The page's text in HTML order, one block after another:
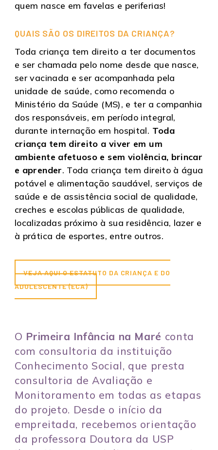
quem nasce em favelas e periferias!
QUAIS SÃO OS DIREITOS DA CRIANÇA?
Toda criança tem direito a ter documentos
e ser chamada pelo nome desde que nasce,
ser vacinada e ser acompanhada pela
unidade de saúde, como recomenda o
Ministério da Saúde (MS), e ter a companhia
dos responsáveis, em período integral,
durante internação em hospital. Toda
criança tem direito a viver em um
ambiente afetuoso e sem violência, brincar
e aprender. Toda criança tem direito à água
potável e alimentação saudável, serviços de
saúde e de assistência social de qualidade,
creches e escolas públicas de qualidade,
localizadas próximo à sua residência, lazer e
à prática de esportes, entre outros.
VEJA AQUI O ESTATUTO DA CRIANÇA E DO
ADOLESCENTE (ECA)
O Primeira Infância na Maré conta
com consultoria da instituição
Conhecimento Social, que presta
consultoria de Avaliação e
Monitoramento em todas as etapas
do projeto. Desde o início da
empreitada, recebemos orientação
da professora Doutora da USP